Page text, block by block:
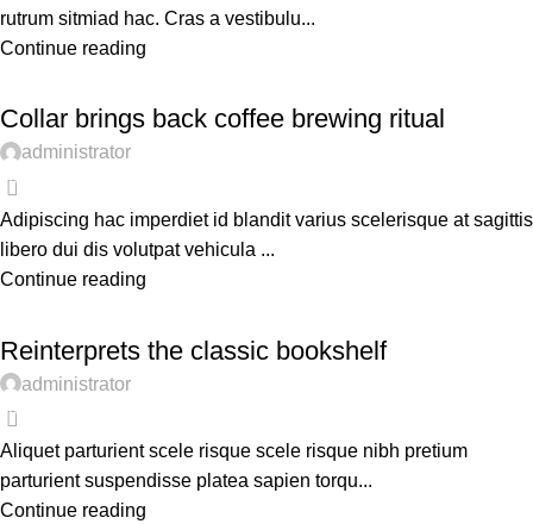
rutrum sitmiad hac. Cras a vestibulu...
Continue reading
Collar brings back coffee brewing ritual
administrator
0
Adipiscing hac imperdiet id blandit varius scelerisque at sagittis
libero dui dis volutpat vehicula ...
Continue reading
Reinterprets the classic bookshelf
administrator
0
Aliquet parturient scele risque scele risque nibh pretium
parturient suspendisse platea sapien torqu...
Continue reading